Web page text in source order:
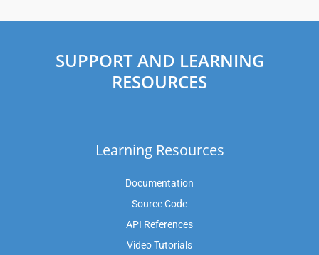
SUPPORT AND LEARNING
RESOURCES
Learning Resources
Documentation
Source Code
API References
Video Tutorials